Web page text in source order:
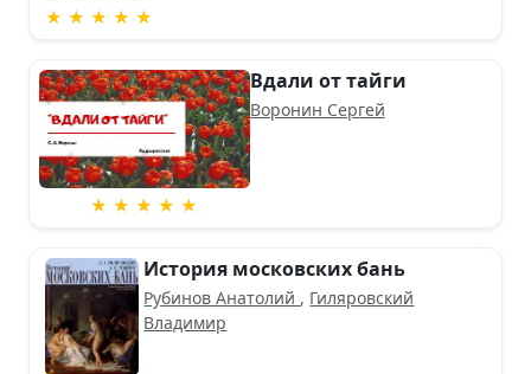
★ ★ ★ ★ ★
★ ★ ★ ★ ★
Вдали от тайги
Воронин Сергей
История московских бань
Рубинов Анатолий , Гиляровский
Владимир